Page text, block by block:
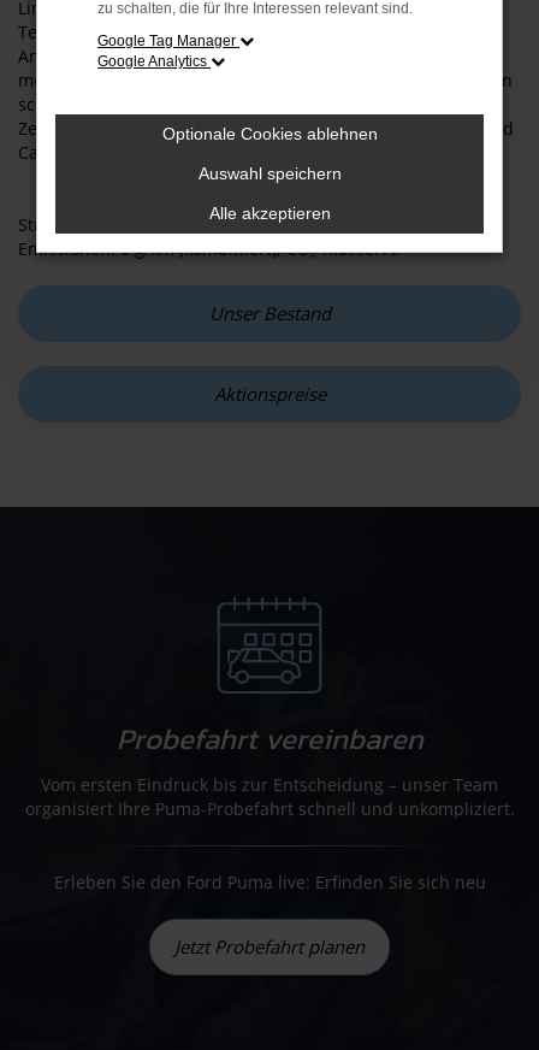
Linienführung, luxuriösem Komfort, intelligenten digitalen
Technologien und einem kraftvollen, rein elektrischen
Antrieb. Er ist athletisch, innovativ und kompromisslos
modern: das perfekte Elektro-Crossover für alle, die Tradition
schätzen und die Zukunft fahren wollen. Setzen Sie ein
Zeichen und drücken Sie Ihren Stil aus – mit dem neuen Ford
Capri!
Stromverbrauch (kombiniert): 14,0 – 13,3 kWh/100 km; CO₂-
Emissionen: 0 g/km (kombiniert); CO₂-Klasse: A.
Unser Bestand
Aktionspreise
Probefahrt vereinbaren
Vom ersten Eindruck bis zur Entscheidung – unser Team
organisiert Ihre Puma-Probefahrt schnell und unkompliziert.
Erleben Sie den Ford Puma live: Erfinden Sie sich neu
Jetzt Probefahrt planen
zu schalten, die für Ihre Interessen relevant sind.
Google Tag Manager
Google Analytics
Optionale Cookies ablehnen
Auswahl speichern
Alle akzeptieren